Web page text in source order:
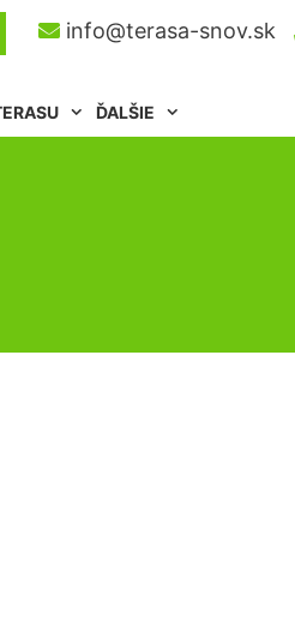
info@terasa-snov.sk
ĎALŠIE